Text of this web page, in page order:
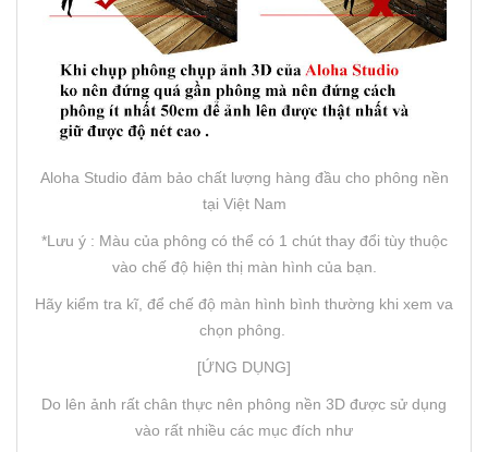
Aloha Studio đảm bảo chất lượng hàng đầu cho phông nền
tại Việt Nam
*Lưu ý : Màu của phông có thể có 1 chút thay đổi tùy thuộc
vào chế độ hiện thị màn hình của bạn.
Hãy kiểm tra kĩ, để chế độ màn hình bình thường khi xem va
chọn phông.
[ỨNG DỤNG]
Do lên ảnh rất chân thực nên phông nền 3D được sử dụng
vào rất nhiều các mục đích như